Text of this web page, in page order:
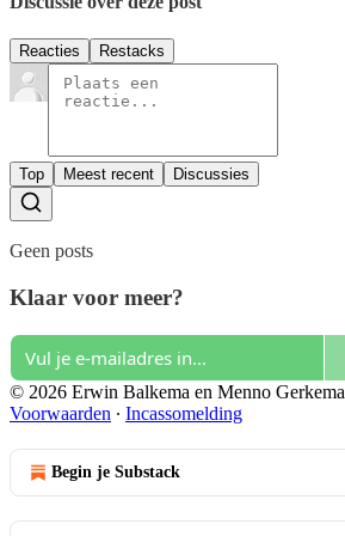
Reacties Restacks
Top Meest recent Discussies
Geen posts
Klaar voor meer?
© 2026 Erwin Balkema en Menno Gerkema
Voorwaarden ∙ Incassomelding
Begin je Substack